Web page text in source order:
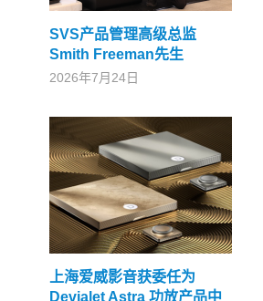
SVS产品管理高级总监
Smith Freeman先生
2026年7月24日
上海爱威影音获委任为
Devialet Astra 功放产品中